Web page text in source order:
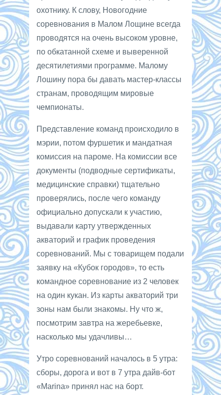
охотнику. К слову, Новогодние
соревнования в Малом Лощине всегда
проводятся на очень высоком уровне,
по обкатанной схеме и выверенной
десятилетиями программе. Малому
Лошину пора бы давать мастер-классы
странам, проводящим мировые
чемпионаты.
Представление команд происходило в
мэрии, потом фуршетик и мандатная
комиссия на пароме. На комиссии все
документы (подводные сертификаты,
медицинские справки) тщательно
проверялись, после чего команду
официально допускали к участию,
выдавали карту утвержденных
акваторий и график проведения
соревнований. Мы с товарищем подали
заявку на «Кубок городов», то есть
командное соревнование из 2 человек
на один кукан. Из карты акваторий три
зоны нам были знакомы. Ну что ж,
посмотрим завтра на жеребьевке,
насколько мы удачливы…
Утро соревнований началось в 5 утра:
сборы, дорога и вот в 7 утра дайв-бот
«Marina» принял нас на борт.